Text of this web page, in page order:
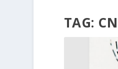
TAG: